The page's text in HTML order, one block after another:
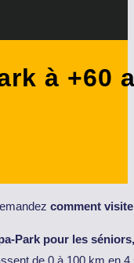
à +60
comment
Park pour les
de 0 à 100 km en 4